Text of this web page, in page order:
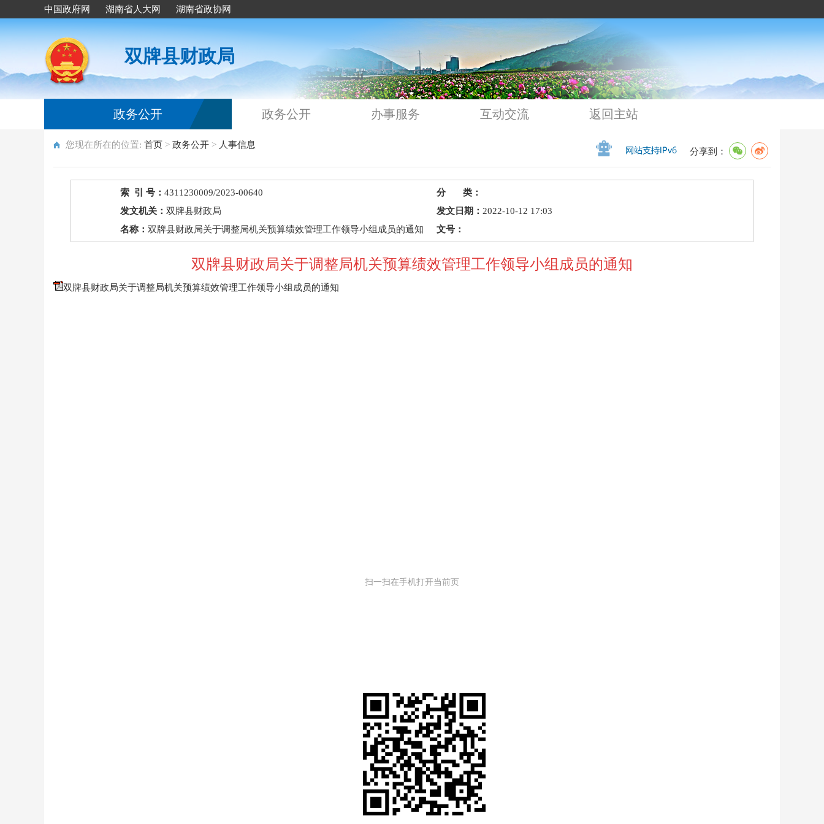
中国政府网 湖南省人大网 湖南省政协网
双牌县财政局
政务公开 政务公开 办事服务 互动交流 返回主站
您现在所在的位置: 首页 > 政务公开 > 人事信息
分享到：
索 引 号：4311230009/2023-00640
分 类：
发文机关：双牌县财政局 发文日期： 2022-10-12 17:03
名称：双牌县财政局关于调整局机关预算绩效管理工作领导小组成员的通知 文号：
双牌县财政局关于调整局机关预算绩效管理工作领导小组成员的通知
双牌县财政局关于调整局机关预算绩效管理工作领导小组成员的通知
扫一扫在手机打开当前页